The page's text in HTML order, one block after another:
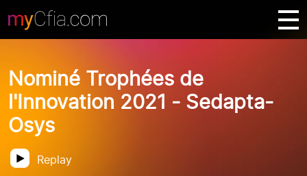
Nominé Trophées de
l'Innovation 2021 - Sedapta-
Osys
Replay